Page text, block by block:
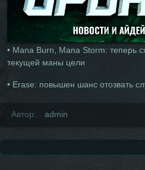
• Mana Burn, Mana Storm: теперь
текущей маны цели
• Erase: повышен шанс отозвать
Автор: admin